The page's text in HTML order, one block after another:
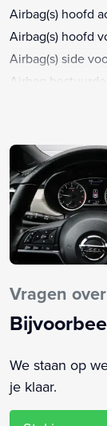
Airbag(s) hoofd
Airbag(s) hoofd
Airbag(s) side
Airbag bestuurder
Alarm klasse
Anti Blokkeer
Anti doorSlip
Apple Carplay/
Autonomous
Bluetooth
Boordcomputer
Buitenspiegels
Buitenspiegels
Buitenspiegels
Vragen
We staan op
je klaar.